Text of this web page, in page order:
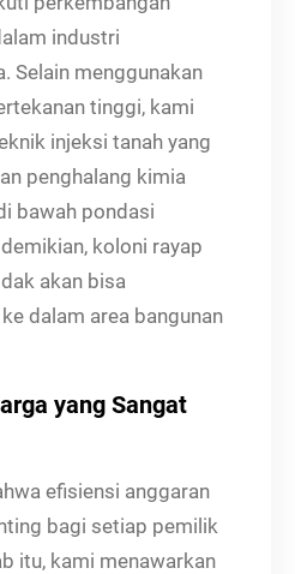
industri
Selain menggunakan
tinggi, kami
injeksi tanah yang
penghalang kimia
bawah pondasi
koloni rayap
akan bisa
dalam area bangunan
yang Sangat
efisiensi anggaran
bagi setiap pemilik
itu, kami menawarkan